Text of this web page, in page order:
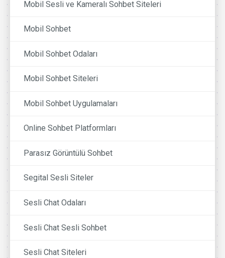
Mobil Sesli ve Kameralı Sohbet Siteleri
Mobil Sohbet
Mobil Sohbet Odaları
Mobil Sohbet Siteleri
Mobil Sohbet Uygulamaları
Online Sohbet Platformları
Parasız Görüntülü Sohbet
Segital Sesli Siteler
Sesli Chat Odaları
Sesli Chat Sesli Sohbet
Sesli Chat Siteleri